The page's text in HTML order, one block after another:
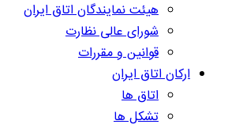
هیئت نمایندگان اتاق ایران
شورای عالی نظارت
قوانین و مقررات
ارکان اتاق ایران
اتاق ها
تشکل ها